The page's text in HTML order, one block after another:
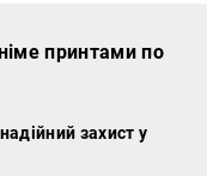
принтами по
захист у